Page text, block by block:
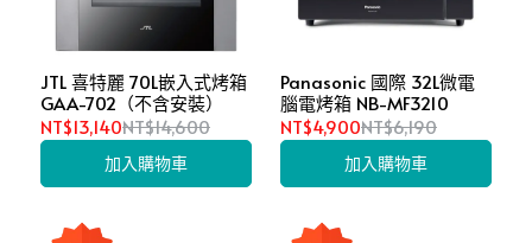
JTL 喜特麗 70L嵌入式烤箱
GAA-702（不含安裝）
NT$13,140NT$14,600
加入購物車
Panasonic 國際 32L微電
腦電烤箱 NB-MF3210
NT$4,900NT$6,190
加入購物車